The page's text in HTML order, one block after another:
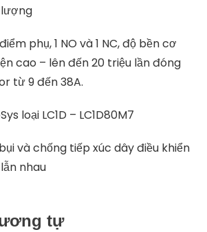
phụ, 1 NO và 1 NC, độ bền cơ
cao – lên đến 20 triệu lần đóng
từ 9 đến 38A.
loại LC1D – LC1D80M7
và chống tiếp xúc dây điều khiển
nhau
tự